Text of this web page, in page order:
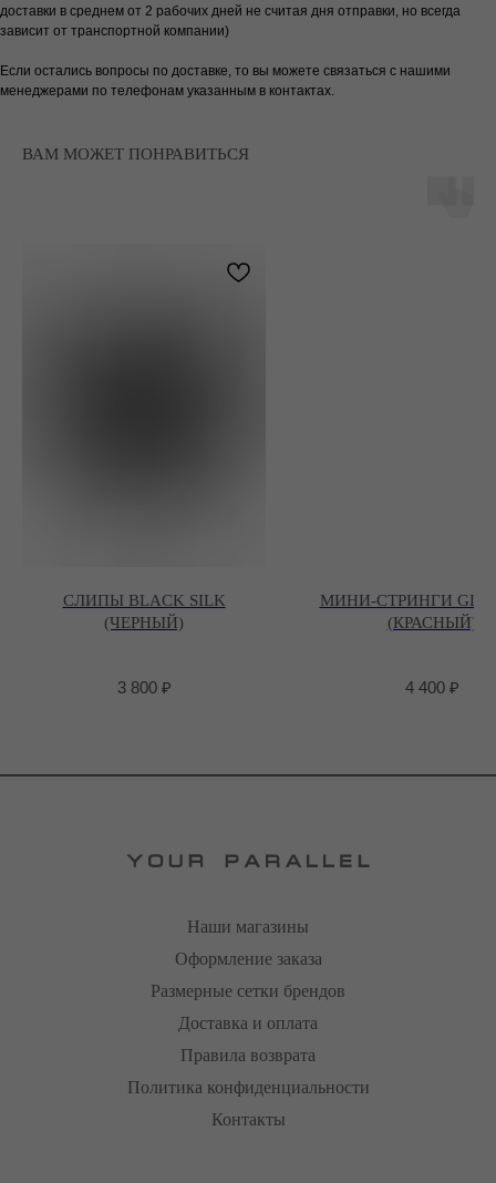
доставки в среднем от 2 рабочих дней не считая дня отправки, но всегда
зависит от транспортной компании)
Если остались вопросы по доставке, то вы можете связаться с нашими
менеджерами по телефонам указанным в контактах.
ВАМ МОЖЕТ ПОНРАВИТЬСЯ
СЛИПЫ BLACK SILK
(ЧЕРНЫЙ)
3 800 ₽
МИНИ-СТРИНГИ
(КРАСНЫЙ)
4 400 ₽
Наши магазины
Оформление заказа
Размерные сетки брендов
Доставка и оплата
Правила возврата
Политика конфиденциальности
Контакты